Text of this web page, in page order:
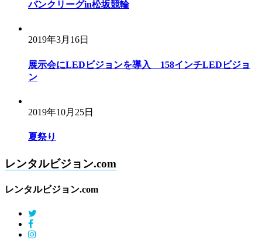
バンクリーグin松坂競輪
2019年3月16日
展示会にLEDビジョンを導入 158インチLEDビジョ
ン
2019年10月25日
夏祭り
レンタルビジョン.com
レンタルビジョン.com